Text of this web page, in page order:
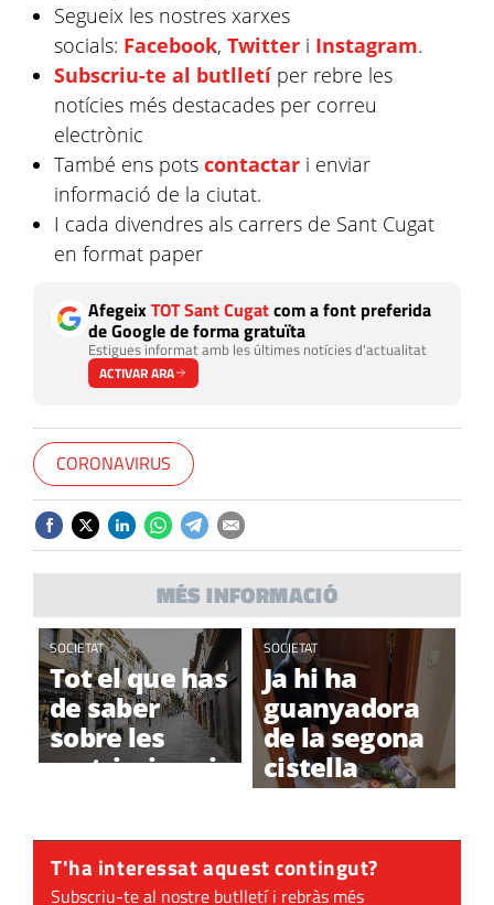
Segueix les nostres xarxes
socials: Facebook,Twitter i Instagram.
Subscriu-te al butlletíper rebre les
notícies més destacades per correu
electrònic
També ens potscontactar i enviar
informació de la ciutat.
I cada divendres als carrers de Sant Cugat
en format paper
AfegeixTOT Sant Cugatcom a font preferida
de Google de forma gratuïta
Estigues informat amb les últimes notícies d'actualitat
ACTIVAR ARA
CORONAVIRUS
MÉS INFORMACIÓ
SOCIETAT
Tot el que has
de saber
sobre les
restriccions i
SOCIETAT
Ja hi ha
guanyadora
de la segona
cistella
#totsacasa!
T'ha interessat aquest contingut?
Subscriu-te al nostre butlletí i rebràs més